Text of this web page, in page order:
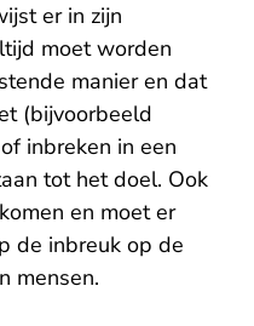
er in zijn
moet worden
manier en dat
(bijvoorbeeld
inbreken in een
tot het doel. Ook
en moet er
de inbreuk op de
mensen.